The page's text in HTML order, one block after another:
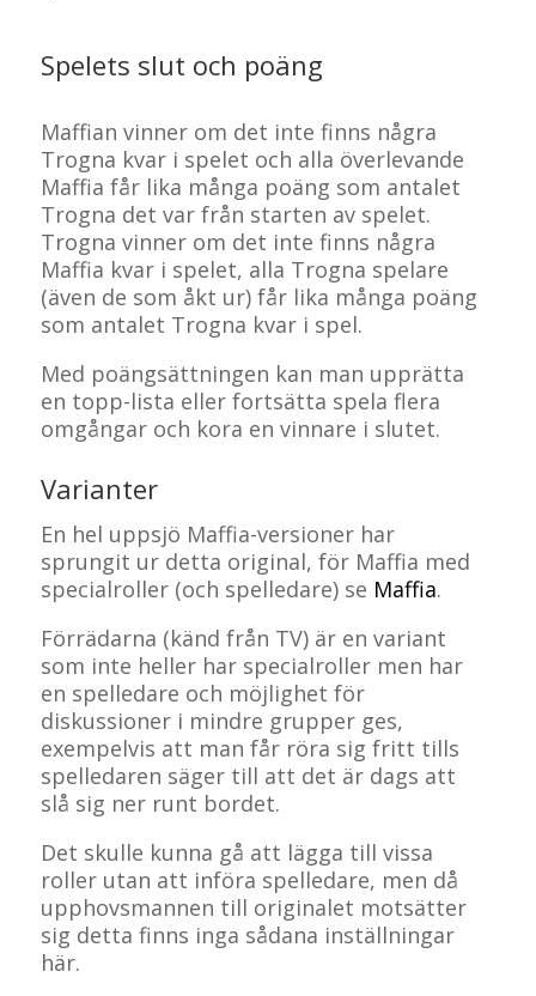
Spelets slut och poäng
Maffian vinner om det inte finns några
Trogna kvar i spelet och alla överlevande
Maffia får lika många poäng som antalet
Trogna det var från starten av spelet.
Trogna vinner om det inte finns några
Maffia kvar i spelet, alla Trogna spelare
(även de som åkt ur) får lika många poäng
som antalet Trogna kvar i spel.
Med poängsättningen kan man upprätta
en topp-lista eller fortsätta spela flera
omgångar och kora en vinnare i slutet.
Varianter
En hel uppsjö Maffia-versioner har
sprungit ur detta original, för Maffia med
specialroller (och spelledare) se Maffia.
Förrädarna (känd från TV) är en variant
som inte heller har specialroller men har
en spelledare och möjlighet för
diskussioner i mindre grupper ges,
exempelvis att man får röra sig fritt tills
spelledaren säger till att det är dags att
slå sig ner runt bordet.
Det skulle kunna gå att lägga till vissa
roller utan att införa spelledare, men då
upphovsmannen till originalet motsätter
sig detta finns inga sådana inställningar
här.